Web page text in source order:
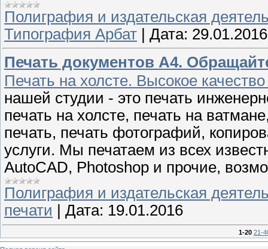
Полиграфия и издательская
Типография Арбат | Дата: 29.01.2016
Печать документов А4.
Печать на холсте. Высокое качество
нашей студии - это печать
печать на холсте, печать на
печать, печать фотографий,
услуги. Мы печатаем из всех
AutoCAD, Photoshop и прочие,
Полиграфия и издательская
печати
Дата: 19.01.2016
1-20 21-